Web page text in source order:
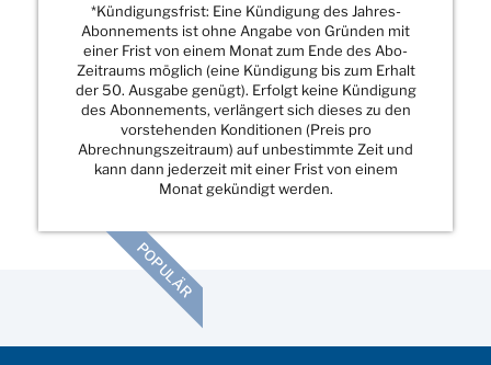
*Kündigungsfrist: Eine Kündigung des Jahres-
Abonnements ist ohne Angabe von Gründen mit
einer Frist von einem Monat zum Ende des Abo-
Zeitraums möglich (eine Kündigung bis zum Erhalt
der 50. Ausgabe genügt). Erfolgt keine Kündigung
des Abonnements, verlängert sich dieses zu den
vorstehenden Konditionen (Preis pro
Abrechnungszeitraum) auf unbestimmte Zeit und
kann dann jederzeit mit einer Frist von einem
Monat gekündigt werden.
POPULÄR